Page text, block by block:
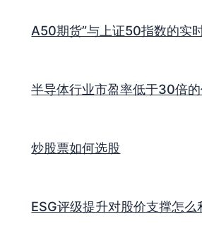
A50期货”与上证50指数的实
半导体行业市盈率低于30倍
炒股票如何选股
ESG评级提升对股价支撑怎么